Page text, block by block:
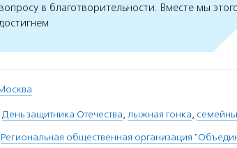
вопросу в благотворительности. Вместе мы
День защитника Отечества, лыжная гонка,
Региональная общественная организация